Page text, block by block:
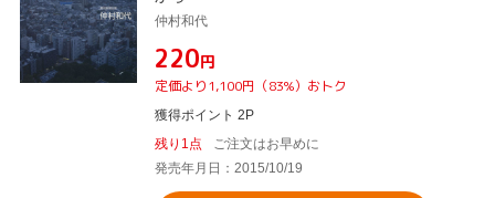
仲村和代
¥220円
定価より1,100円（83%）おトク
獲得ポイント 2P
残り1点
ご注文はお早めに
発売年月日：2015/10/19